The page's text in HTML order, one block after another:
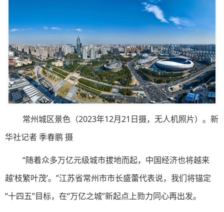
常州城区景色（2023年12月21日摄，无人机照片）。新
华社记者 季春鹏 摄
“随着众多万亿元级城市拔地而起，中国经济也将越来
越‘枝繁叶茂’。”江苏省常州市市长盛蕾代表说，我们将锚定
“十四五”目标，在“万亿之城”新起点上勠力同心再出发。